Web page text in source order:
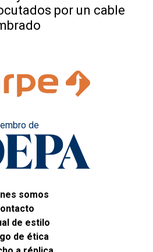
por un cable
de
somos
de estilo
de ética